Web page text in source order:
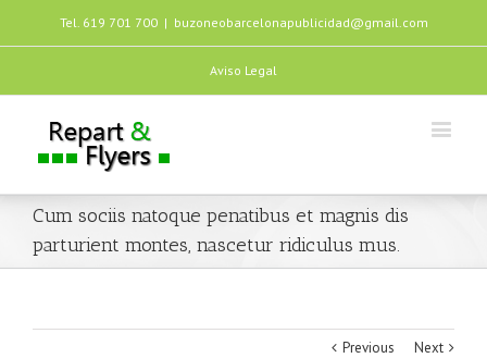
Tel. 619 701 700 | buzoneobarcelonapublicidad@gmail.com
Aviso Legal
Cum sociis natoque penatibus et magnis dis
parturient montes, nascetur ridiculus mus.
Previous Next